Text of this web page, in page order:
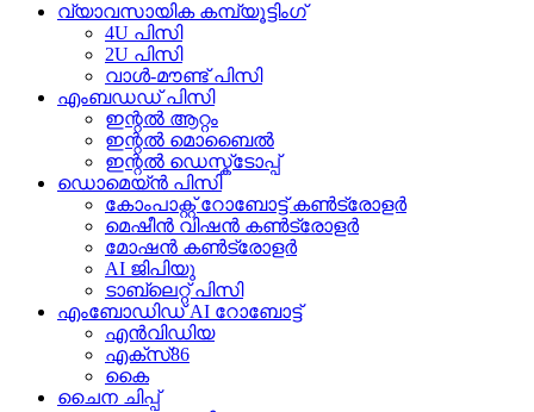
വ്യാവസായിക കമ്പ്യൂട്ടിംഗ്
4U പിസി
2U പിസി
വാൾ-മൗണ്ട് പിസി
എംബഡഡ് പിസി
ഇന്റൽ ആറ്റം
ഇന്റൽ മൊബൈൽ
ഇന്റൽ ഡെസ്ക്ടോപ്പ്
ഡൊമെയ്ൻ പിസി
കോം‌പാക്റ്റ് റോബോട്ട് കൺട്രോളർ
മെഷീൻ വിഷൻ കൺട്രോളർ
മോഷൻ കൺട്രോളർ
AI ജിപിയു
ടാബ്‌ലെറ്റ് പിസി
എംബോഡിഡ് AI റോബോട്ട്
എൻവിഡിയ
എക്സ്86
കൈ
ചൈന ചിപ്പ്